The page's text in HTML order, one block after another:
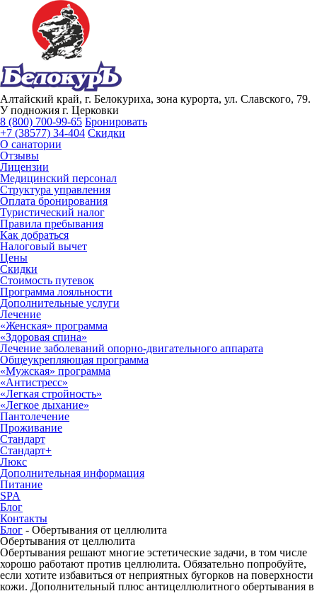
Алтайский край, г. Белокуриха, зона курорта, ул. Славского, 79.
У подножия г. Церковки
8 (800) 700-99-65 Бронировать
+7 (38577) 34-404 Скидки
О санатории
Отзывы
Лицензии
Медицинский персонал
Структура управления
Оплата бронирования
Туристический налог
Правила пребывания
Как добраться
Налоговый вычет
Цены
Скидки
Стоимость путевок
Программа лояльности
Дополнительные услуги
Лечение
«Женская» программа
«Здоровая спина»
Лечение заболеваний опорно-двигательного аппарата
Общеукрепляющая программа
«Мужская» программа
«Антистресс»
«Легкая стройность»
«Легкое дыхание»
Пантолечение
Проживание
Стандарт
Стандарт+
Люкс
Дополнительная информация
Питание
SPA
Блог
Контакты
Блог - Обертывания от целлюлита
Обертывания от целлюлита
Обертывания решают многие эстетические задачи, в том числе
хорошо работают против целлюлита. Обязательно попробуйте,
если хотите избавиться от неприятных бугорков на поверхности
кожи. Дополнительный плюс антицеллюлитного обертывания в